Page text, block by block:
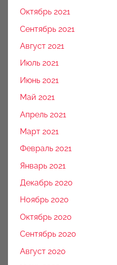
Октябрь 2021
Сентябрь 2021
Август 2021
Июль 2021
Июнь 2021
Май 2021
Апрель 2021
Март 2021
Февраль 2021
Январь 2021
Декабрь 2020
Ноябрь 2020
Октябрь 2020
Сентябрь 2020
Август 2020